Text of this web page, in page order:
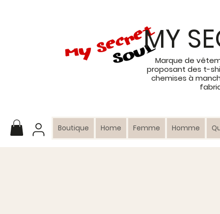
MY
Marque de
proposant des t-
chemises à
Boutique Home Femme Homme